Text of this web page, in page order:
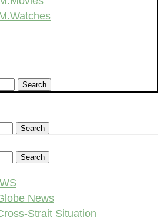
Search
Search
Search
News
Strait Situation